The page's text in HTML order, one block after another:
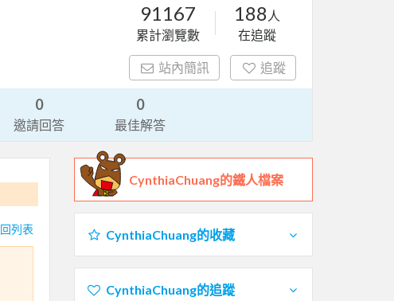
91167
累計瀏覽數
188 人
在追蹤
站內簡訊 追蹤
0
邀請回答
0
最佳解答
回列表
CynthiaChuang的鐵人檔案
CynthiaChuang的收藏
CynthiaChuang的追蹤